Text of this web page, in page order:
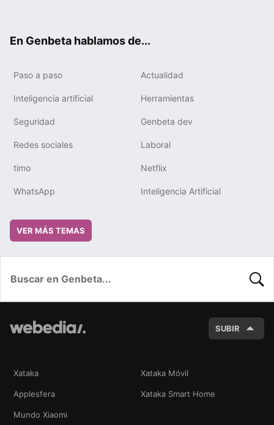
En Genbeta hablamos de...
Paso a paso Actualidad
Inteligencia artificial Herramientas
Seguridad Genbeta dev
Redes sociales Laboral
timo Netflix
WhatsApp Inteligencia Artificial
VER MÁS TEMAS
SUBIR
Xataka Xataka Móvil
Applesfera Xataka Smart Home
Mundo Xiaomi